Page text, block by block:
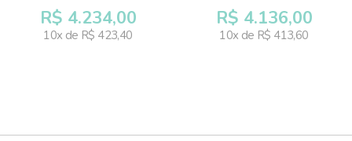
R$ 4.234,00
10x de R$ 423,40
R$ 4.136,00
10x de R$ 413,60